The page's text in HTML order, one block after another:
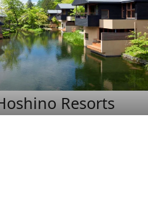
Resorts